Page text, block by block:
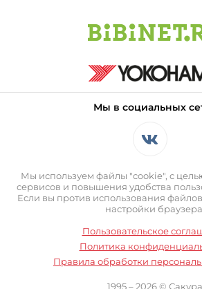
Мы в социальных
Мы используем файлы "cookie", с
сервисов и повышения удобства
Если вы против использования
настройки
Пользовательское
Политика
Правила обработки
1995 – 2026 © Сакура